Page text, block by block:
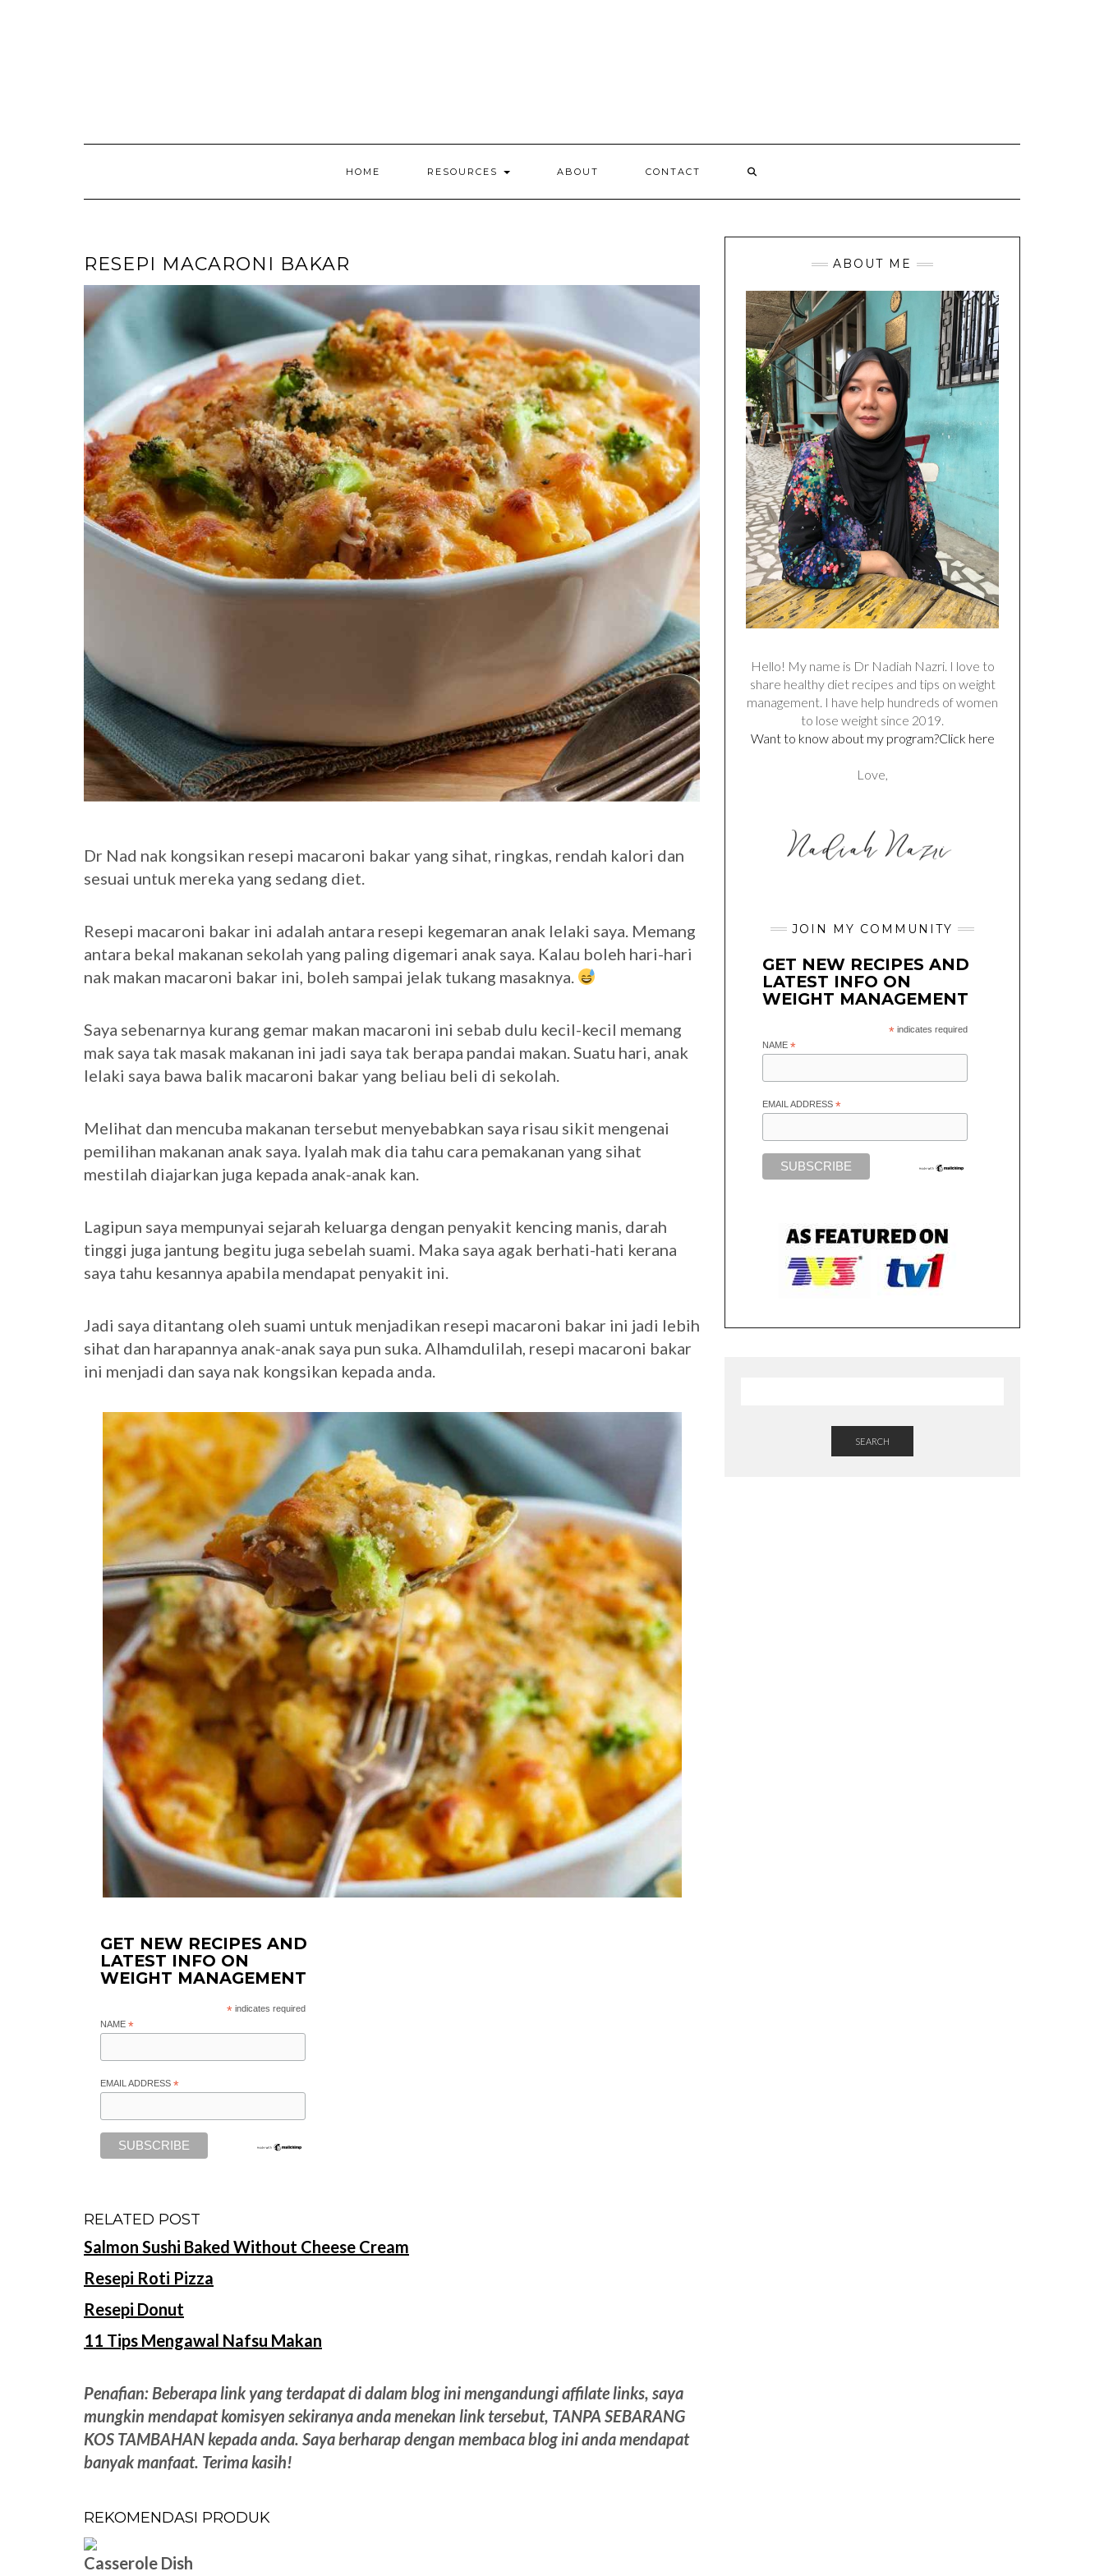
HOME RESOURCES ABOUT CONTACT
RESEPI MACARONI BAKAR
Dr Nad nak kongsikan resepi macaroni bakar yang sihat, ringkas, rendah kalori dan
sesuai untuk mereka yang sedang diet.
Resepi macaroni bakar ini adalah antara resepi kegemaran anak lelaki saya. Memang
antara bekal makanan sekolah yang paling digemari anak saya. Kalau boleh hari-hari
nak makan macaroni bakar ini, boleh sampai jelak tukang masaknya.
Saya sebenarnya kurang gemar makan macaroni ini sebab dulu kecil-kecil memang
mak saya tak masak makanan ini jadi saya tak berapa pandai makan. Suatu hari, anak
lelaki saya bawa balik macaroni bakar yang beliau beli di sekolah.
Melihat dan mencuba makanan tersebut menyebabkan saya risau sikit mengenai
pemilihan makanan anak saya. Iyalah mak dia tahu cara pemakanan yang sihat
mestilah diajarkan juga kepada anak-anak kan.
Lagipun saya mempunyai sejarah keluarga dengan penyakit kencing manis, darah
tinggi juga jantung begitu juga sebelah suami. Maka saya agak berhati-hati kerana
saya tahu kesannya apabila mendapat penyakit ini.
Jadi saya ditantang oleh suami untuk menjadikan resepi macaroni bakar ini jadi lebih
sihat dan harapannya anak-anak saya pun suka. Alhamdulilah, resepi macaroni bakar
ini menjadi dan saya nak kongsikan kepada anda.
GET NEW RECIPES AND
LATEST INFO ON
WEIGHT MANAGEMENT
*indicates required
NAME *
EMAIL ADDRESS *
RELATED POST
Salmon Sushi Baked Without Cheese Cream
Resepi Roti Pizza
Resepi Donut
11 Tips Mengawal Nafsu Makan
Penafian: Beberapa link yang terdapat di dalam blog ini mengandungi affilate links, saya
mungkin mendapat komisyen sekiranya anda menekan link tersebut, TANPA SEBARANG
KOS TAMBAHAN kepada anda. Saya berharap dengan membaca blog ini anda mendapat
banyak manfaat. Terima kasih!
REKOMENDASI PRODUK
Casserole Dish
ABOUT ME
Hello! My name is Dr Nadiah Nazri. I love to
share healthy diet recipes and tips on weight
management. I have help hundreds of women
to lose weight since 2019.
Want to know about my program?Click here
Love,
JOIN MY COMMUNITY
GET NEW RECIPES AND
LATEST INFO ON
WEIGHT MANAGEMENT
*indicates required
NAME *
EMAIL ADDRESS *
SEARCH